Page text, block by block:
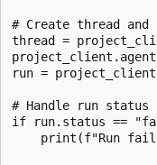
# Create thread and
thread =
run =
# Handle run status
if run.status ==
print(f"Run